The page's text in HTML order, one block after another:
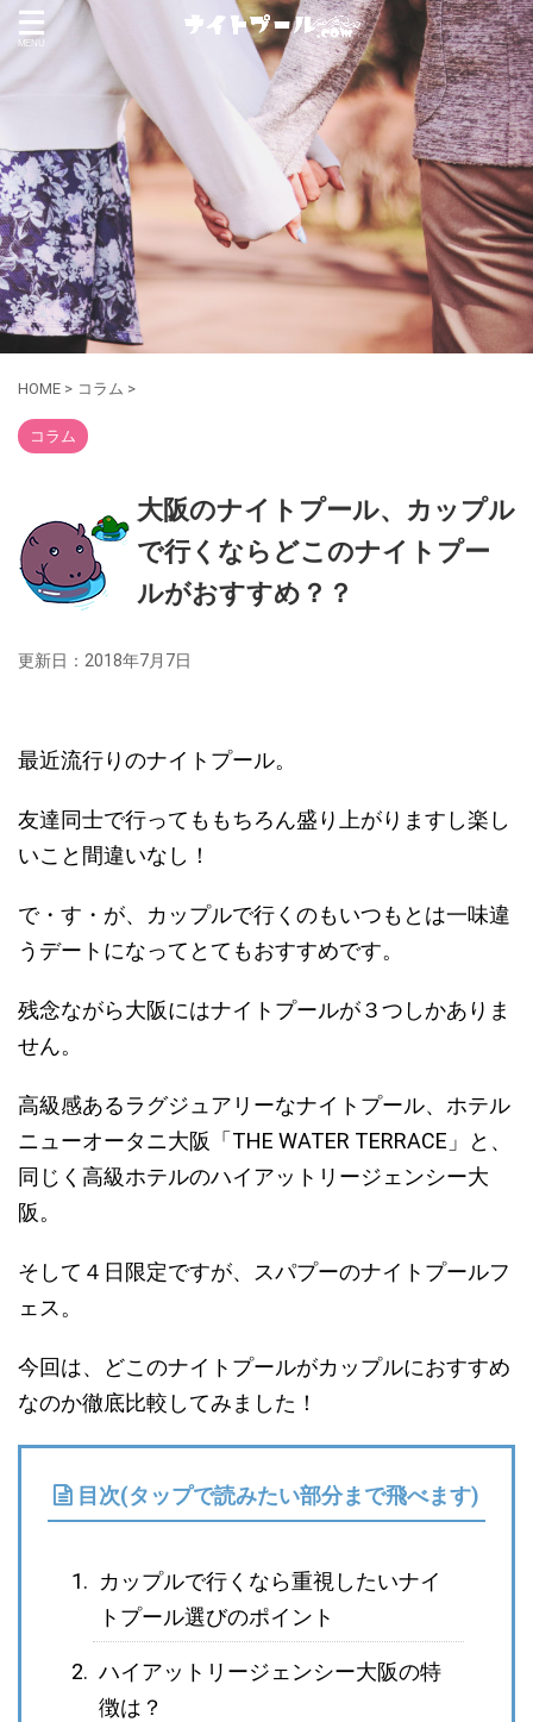
HOME > コラム >
コラム
大阪のナイトプール、カップル
で行くならどこのナイトプー
ルがおすすめ？？
更新日： 2018年7月7日
最近流行りのナイトプール。
友達同士で行ってももちろん盛り上がりますし楽し
いこと間違いなし！
で・す・が、カップルで行くのもいつもとは一味違
うデートになってとてもおすすめです。
残念ながら大阪にはナイトプールが３つしかありま
せん。
高級感あるラグジュアリーなナイトプール、 ホテル
ニューオータニ大阪「THE WATER TERRACE」と、
同じく高級ホテルのハイアットリージェンシー大
阪。
そして４日限定ですが、
スパプーのナイトプールフ
ェス 。
今回は、どこのナイトプールがカップルにおすすめ
なのか徹底比較してみました！
目次(タップで読みたい部分まで飛べます)
カップルで行くなら重視したいナイ
トプール選びのポイント
ハイアットリージェンシー大阪の特
徴は？